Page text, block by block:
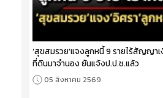
‘สุขสมรวย’แจงลูกหนี้ 9 รายไร้สัญญาเ
ที่ดินมาจำนอง ยันแจ้งป.ป.ช.แล้ว
05 สิงหาคม 2569